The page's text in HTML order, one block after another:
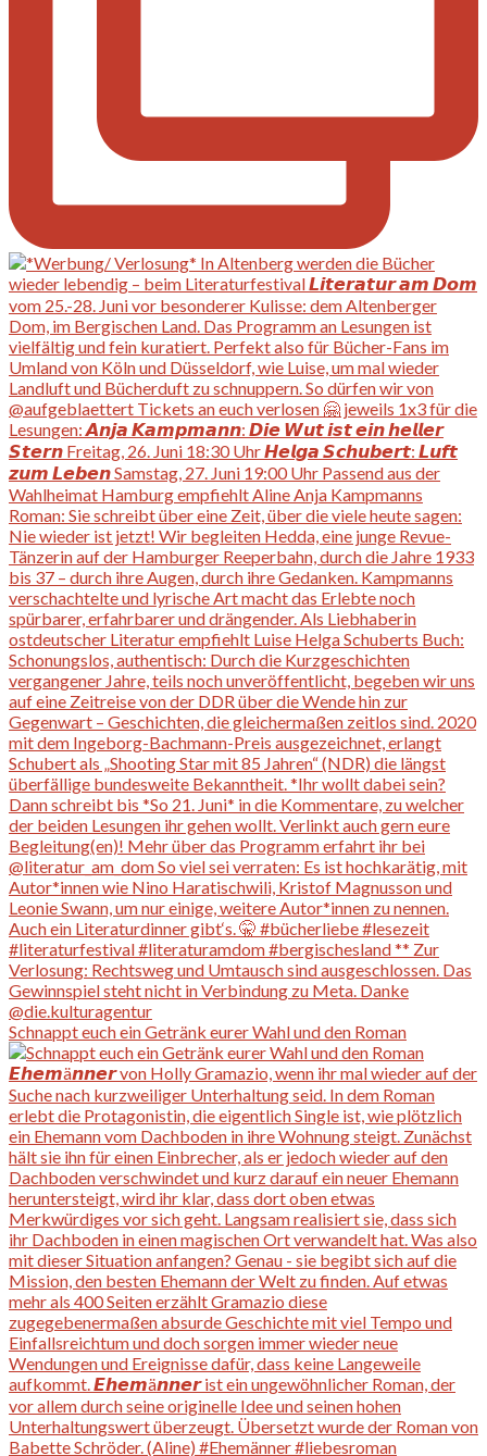
Schnappt euch ein Getränk eurer Wahl und den Roman